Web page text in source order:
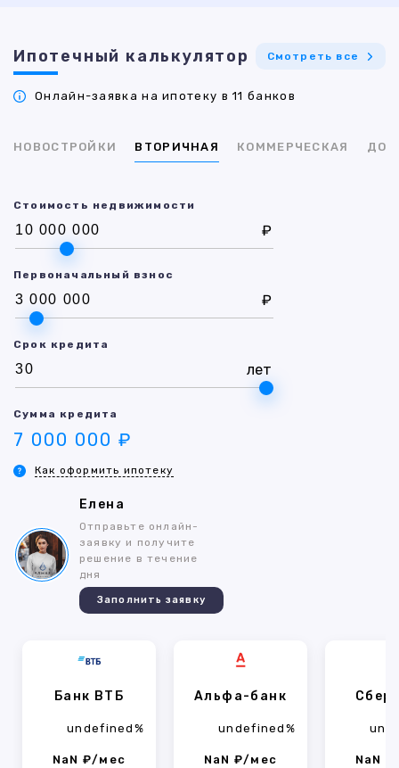
Ипотечный калькулятор Смотреть все
Онлайн-заявка на ипотеку в 11 банков
НОВОСТРОЙКИ ВТОРИЧНАЯ КОММЕРЧЕСКАЯ ДОМ
Стоимость недвижимости
₽
Первоначальный взнос
₽
Срок кредита
лет
Сумма кредита
7 000 000 ₽
Как оформить ипотеку
Елена
Отправьте онлайн-
заявку и получите
решение в течение
дня
Заполнить заявку
Банк ВТБ
undefined%
NaN ₽/мес
Альфа-банк
undefined%
NaN ₽/мес NaN